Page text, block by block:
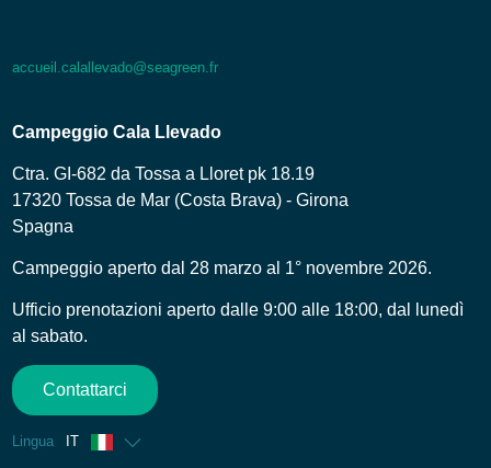
accueil.calallevado@seagreen.fr
Campeggio Cala Llevado
Ctra. GI-682 da Tossa a Lloret pk 18.19
17320 Tossa de Mar (Costa Brava) - Girona
Spagna
Campeggio aperto dal 28 marzo al 1° novembre 2026.
Ufficio prenotazioni aperto dalle 9:00 alle 18:00, dal lunedì
al sabato.
Contattarci
Lingua